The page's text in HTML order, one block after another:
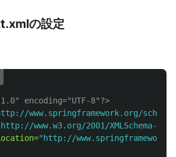
の設定
encoding="UTF-8"?>
www.springframework.org/
www.w3.org/2001/XMLSchema-
"http://